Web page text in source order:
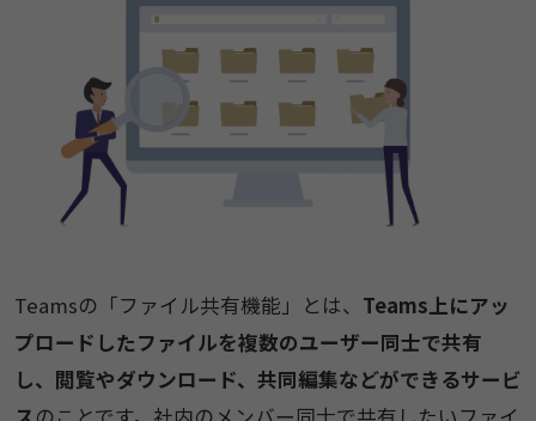
Teamsの「ファイル共有機能」とは、 Teams上にアッ
プロードしたファイルを複数のユーザー同士で共有
し、閲覧やダウンロード、共同編集などができるサービ